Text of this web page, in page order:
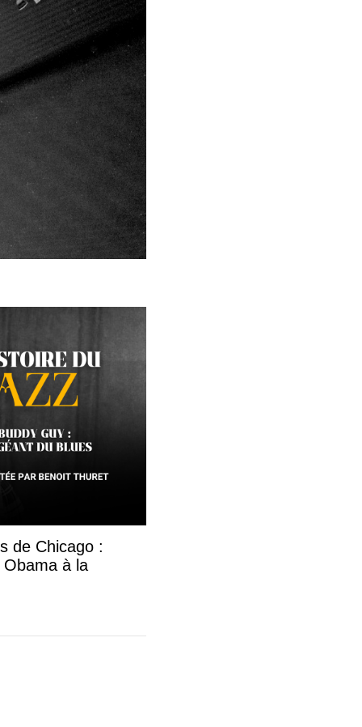
de Chicago :
à la